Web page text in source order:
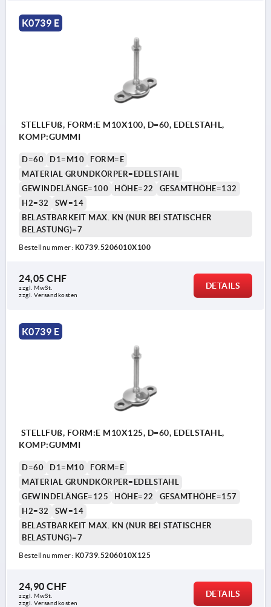
K0739 E
STELLFUß, FORM:E M10X100, D=60, EDELSTAHL,
KOMP:GUMMI
D=60 D1=M10
FORM=E
MATERIAL GRUNDKÖRPER=EDELSTAHL
GEWINDELÄNGE=100
HÖHE=22
GESAMTHÖHE=132
H2=32
SW=14
BELASTBARKEIT MAX. KN (NUR BEI STATISCHER
BELASTUNG)=7
Bestellnummer: K0739.5206010X100
24,05 CHF
zzgl. MwSt.
zzgl. Versandkosten
DETAILS
K0739 E
STELLFUß, FORM:E M10X125, D=60, EDELSTAHL,
KOMP:GUMMI
D=60 D1=M10
FORM=E
MATERIAL GRUNDKÖRPER=EDELSTAHL
GEWINDELÄNGE=125
HÖHE=22
GESAMTHÖHE=157
H2=32
SW=14
BELASTBARKEIT MAX. KN (NUR BEI STATISCHER
BELASTUNG)=7
Bestellnummer: K0739.5206010X125
24,90 CHF
zzgl. MwSt.
zzgl. Versandkosten
DETAILS